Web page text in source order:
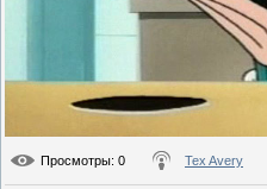
Просмотры: 0 Tex Avery